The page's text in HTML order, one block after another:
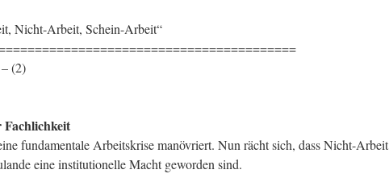
Nicht-Arbeit, Schein-Arbeit“
(2)
fundamentale Arbeitskrise manövriert. Nun rächt sich, dass Nicht-Arbeit
eine institutionelle Macht geworden sind.